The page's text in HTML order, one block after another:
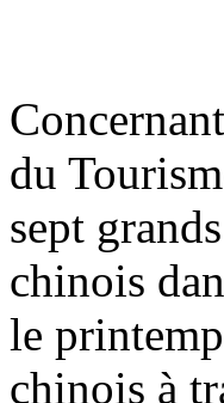
du
sept
chinois
le
chinois à